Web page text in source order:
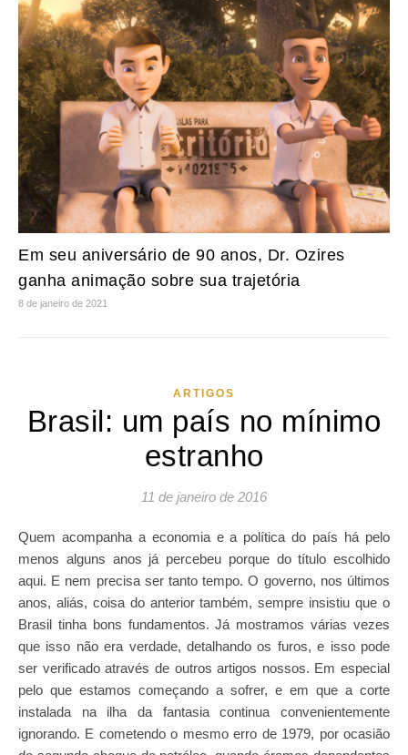
Em seu aniversário de 90 anos, Dr. Ozires
ganha animação sobre sua trajetória
8 de janeiro de 2021
ARTIGOS
Brasil: um país no mínimo
estranho
11 de janeiro de 2016
Quem acompanha a economia e a política do país há pelo
menos alguns anos já percebeu porque do título escolhido
aqui. E nem precisa ser tanto tempo. O governo, nos últimos
anos, aliás, coisa do anterior também, sempre insistiu que o
Brasil tinha bons fundamentos. Já mostramos várias vezes
que isso não era verdade, detalhando os furos, e isso pode
ser verificado através de outros artigos nossos. Em especial
pelo que estamos começando a sofrer, e em que a corte
instalada na ilha da fantasia continua convenientemente
ignorando. E cometendo o mesmo erro de 1979, por ocasião